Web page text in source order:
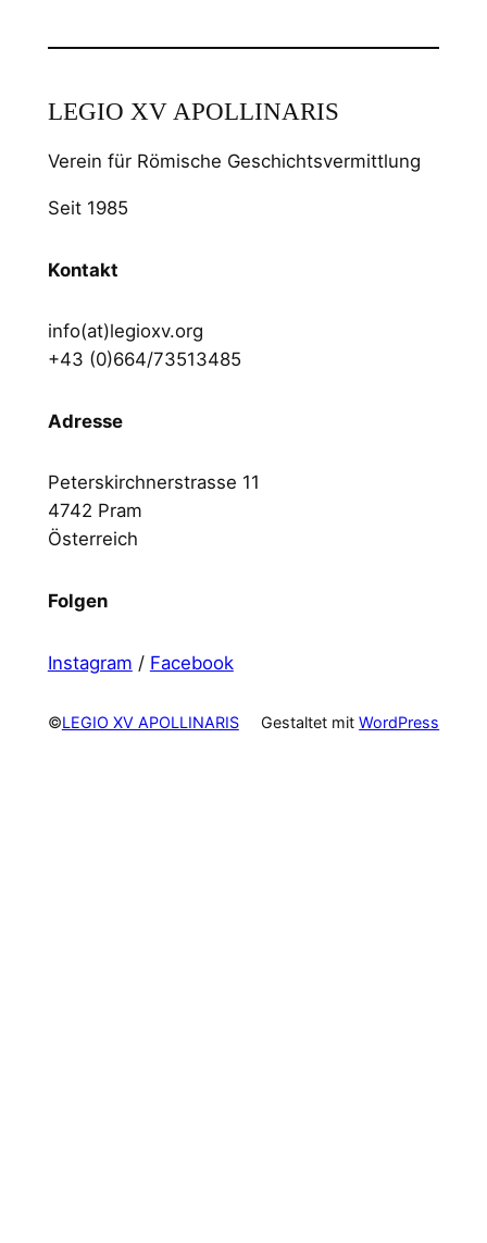
LEGIO XV APOLLINARIS
Verein für Römische Geschichtsvermittlung
Seit 1985
Kontakt
info(at)legioxv.org
+43 (0)664/73513485
Adresse
Peterskirchnerstrasse 11
4742 Pram
Österreich
Folgen
Instagram / Facebook
©LEGIO XV APOLLINARIS Gestaltet mitWordPress